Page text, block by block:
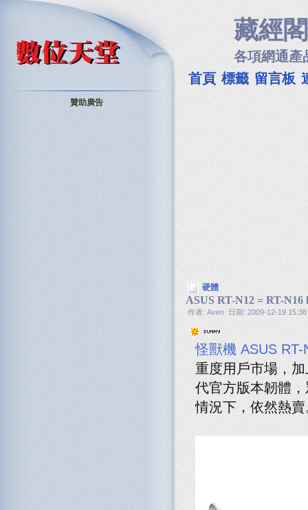
藏經閣
各項網通產
首頁 標籤 留言板
硬體
ASUS RT-N12 = RT-N16
作者: Aven 日期: 2009-12-19 15:38
怪獸機 ASUS RT-
重度用戶市場，
代官方版本韌體
情況下，依然熱賣
贊助廣告